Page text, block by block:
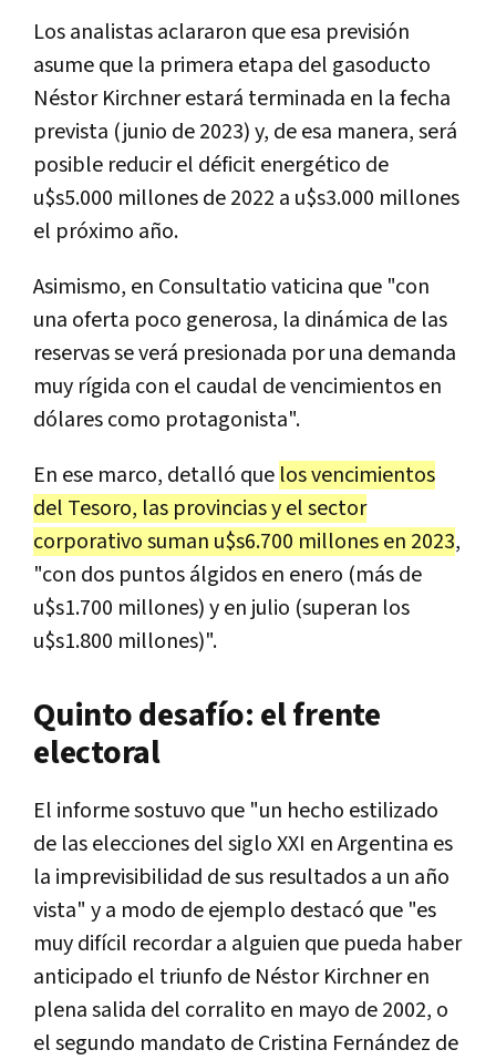
Los analistas aclararon que esa previsión
asume que la primera etapa del gasoducto
Néstor Kirchner estará terminada en la fecha
prevista (junio de 2023) y, de esa manera, será
posible reducir el déficit energético de
u$s5.000 millones de 2022 a u$s3.000 millones
el próximo año.
Asimismo, en Consultatio vaticina que "con
una oferta poco generosa, la dinámica de las
reservas se verá presionada por una demanda
muy rígida con el caudal de vencimientos en
dólares como protagonista".
En ese marco, detalló que los vencimientos
del Tesoro, las provincias y el sector
corporativo suman u$s6.700 millones en 2023,
"con dos puntos álgidos en enero (más de
u$s1.700 millones) y en julio (superan los
u$s1.800 millones)".
Quinto desafío: el frente
electoral
El informe sostuvo que "un hecho estilizado
de las elecciones del siglo XXI en Argentina es
la imprevisibilidad de sus resultados a un año
vista" y a modo de ejemplo destacó que "es
muy difícil recordar a alguien que pueda haber
anticipado el triunfo de Néstor Kirchner en
plena salida del corralito en mayo de 2002, o
el segundo mandato de Cristina Fernández de